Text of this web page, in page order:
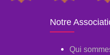
Notre
Qui